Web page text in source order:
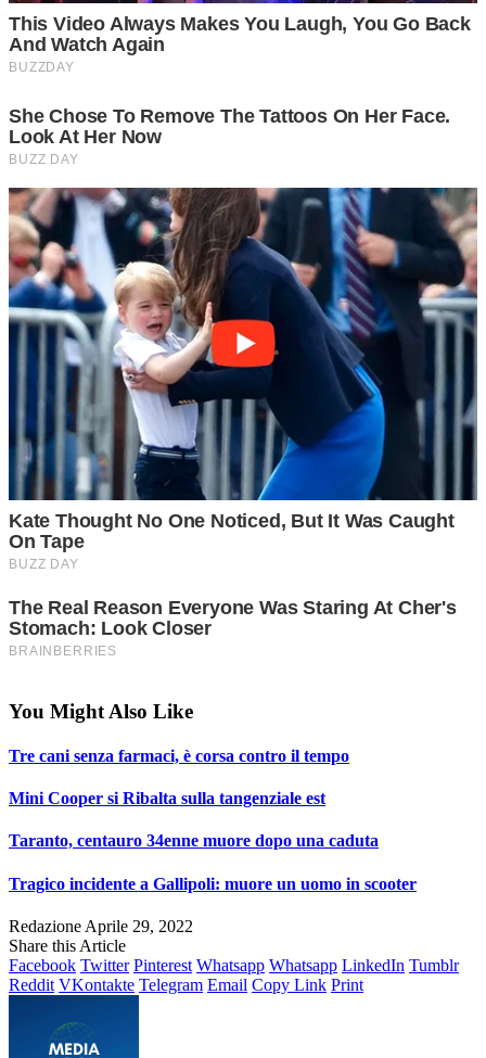
You Might Also Like
Tre cani senza farmaci, è corsa contro il tempo
Mini Cooper si Ribalta sulla tangenziale est
Taranto, centauro 34enne muore dopo una caduta
Tragico incidente a Gallipoli: muore un uomo in scooter
Redazione Aprile 29, 2022
Share this Article
Facebook Twitter Pinterest Whatsapp Whatsapp LinkedIn Tumblr
Reddit VKontakte Telegram Email Copy Link Print